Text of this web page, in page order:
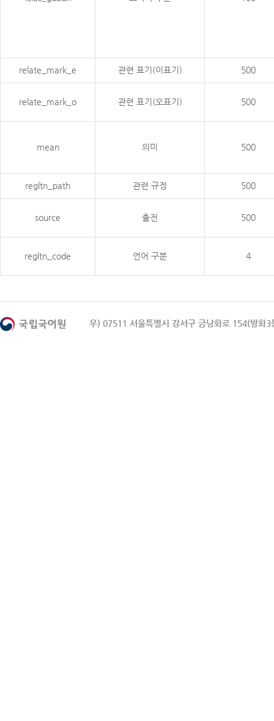
relate_mark_e 관련 표기(이표기) 500
relate_mark_o 관련 표기(오표기) 500
mean 의미 500
regltn_path 관련 규정 500
source 출전 500
regltn_code 언어 구분 4
우) 07511 서울특별시 강서구 금낭화로 154(방화3